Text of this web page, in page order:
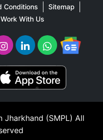
Conditions
Sitemap
Work With Us
Jharkhand (SMPL) All